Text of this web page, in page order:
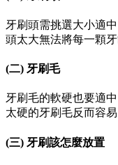
牙刷頭需挑選大小適
頭太大無法將每一顆牙
(二) 牙刷毛
牙刷毛的軟硬也要適
太硬的牙刷毛反而容
(三) 牙刷該怎麼放置